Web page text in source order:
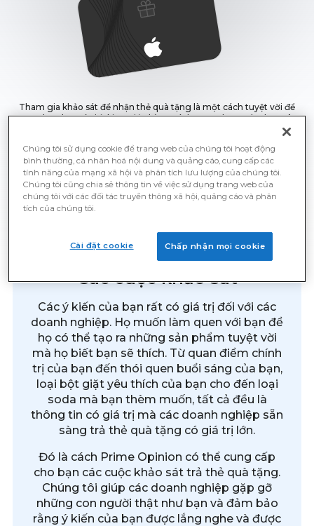
Tham gia khảo sát để nhận thẻ quà tặng là một cách tuyệt vời để
tăng thu nhập và tiết kiệm tiền bằng cách mua những thứ bạn yêu
thích trực tuyến. Nhận phần thưởng bằng thẻ quà tặng đến từ
sát của Prime Opinion trong thời gian rảnh của bạn.
Đăng ký ngay bây giờ và bắt đầu kiếm thẻ quà tặng miễn
phí cho các cuộc khảo sát ngay lập tức.
Thẻ quà tặng Miễn phí cho
Các cuộc khảo sát
Các ý kiến của bạn rất có giá trị đối với các
doanh nghiệp. Họ muốn làm quen với bạn để
họ có thể tạo ra những sản phẩm tuyệt vời
mà họ biết bạn sẽ thích. Từ quan điểm chính
trị của bạn đến thói quen buổi sáng của bạn,
loại bột giặt yêu thích của bạn cho đến loại
soda mà bạn thèm muốn, tất cả đều là
thông tin có giá trị mà các doanh nghiệp sẵn
sàng trả thẻ quà tặng có giá trị lớn.
Đó là cách Prime Opinion có thể cung cấp
cho bạn các cuộc khảo sát trả thẻ quà tặng.
Chúng tôi giúp các doanh nghiệp gặp gỡ
những con người thật như bạn và đảm bảo
rằng ý kiến của bạn được lắng nghe và được
Chúng tôi sử dụng cookie để trang web của chúng tôi hoạt động
bình thường, cá nhân hoá nội dung và quảng cáo, cung cấp các
tính năng của mạng xã hội và phân tích lưu lượng của chúng tôi.
Chúng tôi cũng chia sẻ thông tin về việc sử dụng trang web của
chúng tôi với các đối tác truyền thông xã hội, quảng cáo và phân
tích của chúng tôi.
Chấp nhận mọi cookie
Cài đặt cookie